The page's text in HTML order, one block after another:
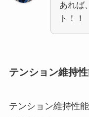
あれば
ト！！
テンション維持
テンション維持性